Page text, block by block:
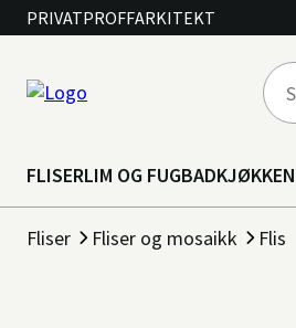
PRIVATPROFFARKITEKT
FLISERLIM OG FUGBADKJØKKEN
Fliser Fliser og mosaikk Flis